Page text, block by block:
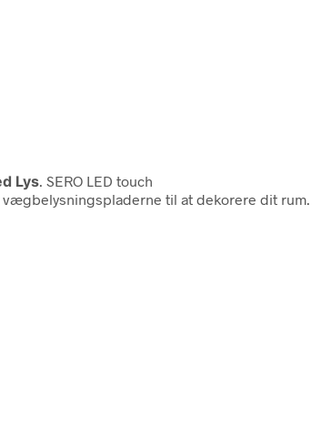
Lys . SERO LED touch
til at dekorere dit rum.